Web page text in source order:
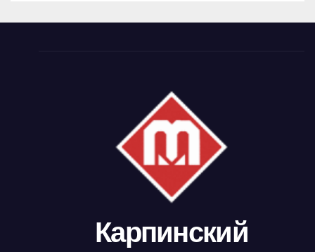
Карпинский